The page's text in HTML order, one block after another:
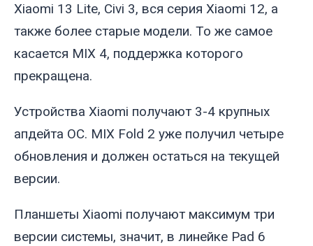
Xiaomi 13 Lite, Civi 3, вся серия Xiaomi 12, а
также более старые модели. То же самое
касается MIX 4, поддержка которого
прекращена.
Устройства Xiaomi получают 3-4 крупных
апдейта ОС. MIX Fold 2 уже получил четыре
обновления и должен остаться на текущей
версии.
Планшеты Xiaomi получают максимум три
версии системы, значит, в линейке Pad 6